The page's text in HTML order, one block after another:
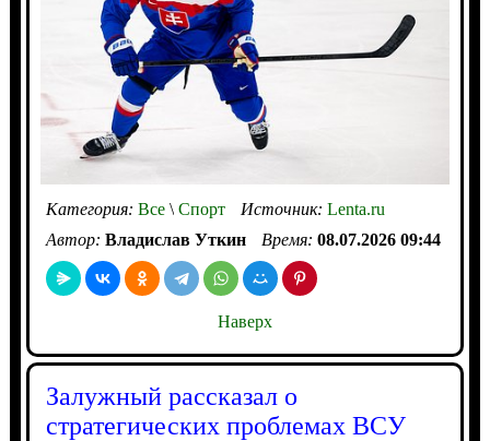
Категория: Все\Спорт Источник: Lenta.ru
Автор: Владислав Уткин Время: 08.07.2026 09:44
Наверх
Залужный рассказал о
стратегических проблемах ВСУ